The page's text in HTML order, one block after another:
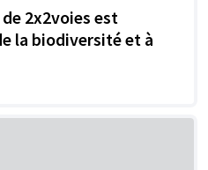
2x2voies est
la biodiversité et à